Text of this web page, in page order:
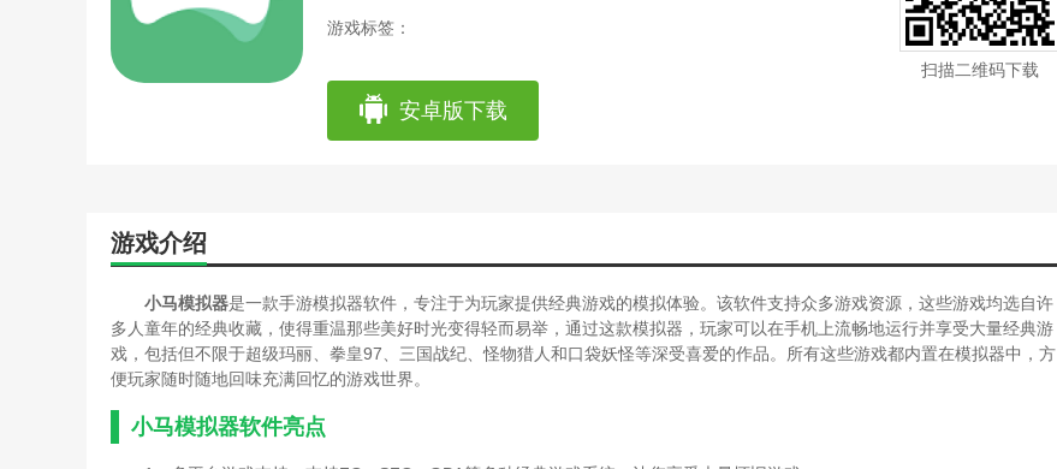
游戏标签：
安卓版下载
扫描二维码下载
游戏介绍
小马模拟器是一款手游模拟器软件，专注于为玩家提供经典游戏的模拟体验。该软件支持众多游戏资源，这些游戏均选自许
多人童年的经典收藏，使得重温那些美好时光变得轻而易举，通过这款模拟器，玩家可以在手机上流畅地运行并享受大量经典游
戏，包括但不限于超级玛丽、拳皇97、三国战纪、怪物猎人和口袋妖怪等深受喜爱的作品。所有这些游戏都内置在模拟器中，方
便玩家随时随地回味充满回忆的游戏世界。
小马模拟器软件亮点